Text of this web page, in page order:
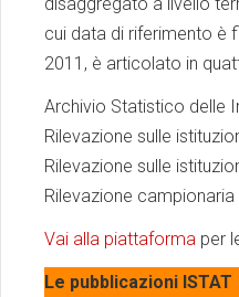
cui data di riferimento è
2011, è articolato in
Archivio Statistico delle
Rilevazione sulle
Rilevazione sulle
Rilevazione campionaria
Vai alla piattaforma per
Le pubblicazioni ISTAT